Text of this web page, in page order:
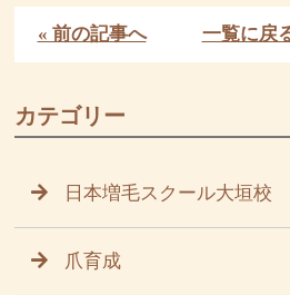
« 前の記事へ 一覧に戻
カテゴリー
日本増毛スクール大垣校
爪育成